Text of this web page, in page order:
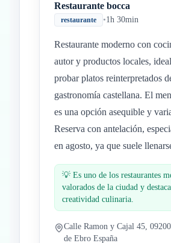
Restaurante bocca
restaurante •1h 30min
Restaurante moderno con
autor y productos locales,
probar platos reinterpretados
gastronomía castellana. El
es una opción asequible y
Reserva con antelación,
en agosto, ya que suele
💡 Es uno de los restaurantes
valorados de la ciudad y
creatividad culinaria.
Calle Ramon y Cajal 45,
de Ebro España